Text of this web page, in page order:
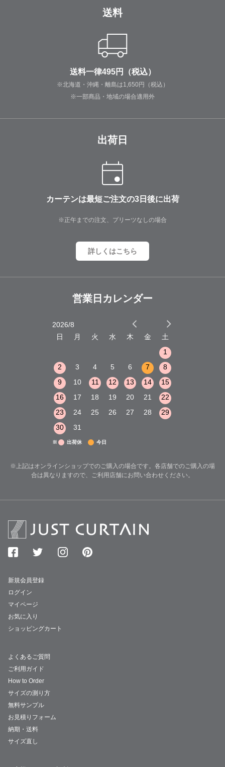
送料
送料一律495円（税込）
※北海道・沖縄・離島は1,650円（税込）
※一部商品・地域の場合適用外
出荷日
カーテンは最短ご注文の3日後に出荷
※正午までの注文、プリーツなしの場合
詳しくはこちら
営業日カレンダー
2026/8
日
月 火 水 木 金
土
1
2
3 4 5 6 7
8
9
10 11 12 13 14
15
16
17 18 19 20 21
22
23
24 25 26 27 28
29
30
31
※ 出荷休 今日
※上記はオンラインショップでのご購入の場合です。各店舗でのご購入の場
合は異なりますので、ご利用店舗にお問い合わせください。
新規会員登録
ログイン
マイページ
お気に入り
ショッピングカート
よくあるご質問
ご利用ガイド
How to Order
サイズの測り方
無料サンプル
お見積りフォーム
納期・送料
サイズ直し